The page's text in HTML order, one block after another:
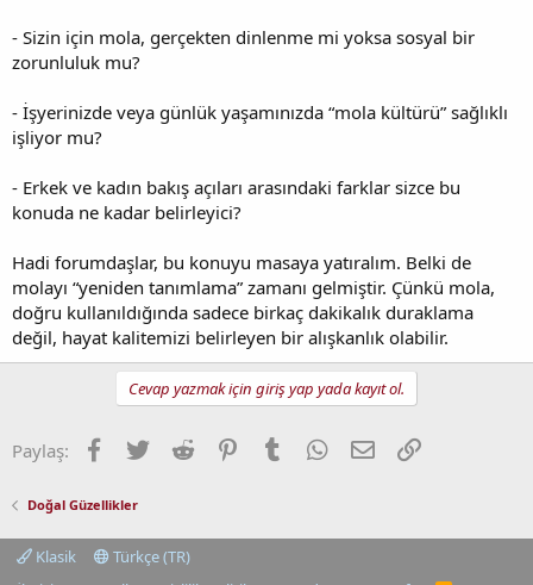
- Sizin için mola, gerçekten dinlenme mi yoksa sosyal bir
zorunluluk mu?
- İşyerinizde veya günlük yaşamınızda “mola kültürü” sağlıklı
işliyor mu?
- Erkek ve kadın bakış açıları arasındaki farklar sizce bu
konuda ne kadar belirleyici?
Hadi forumdaşlar, bu konuyu masaya yatıralım. Belki de
molayı “yeniden tanımlama” zamanı gelmiştir. Çünkü mola,
doğru kullanıldığında sadece birkaç dakikalık duraklama
değil, hayat kalitemizi belirleyen bir alışkanlık olabilir.
Cevap yazmak için giriş yap yada kayıt ol.
Paylaş: Facebook
TwitterReddit PinterestTumblrWhatsApp
E-postaLink
Doğal Güzellikler
Klasik
Türkçe (TR)